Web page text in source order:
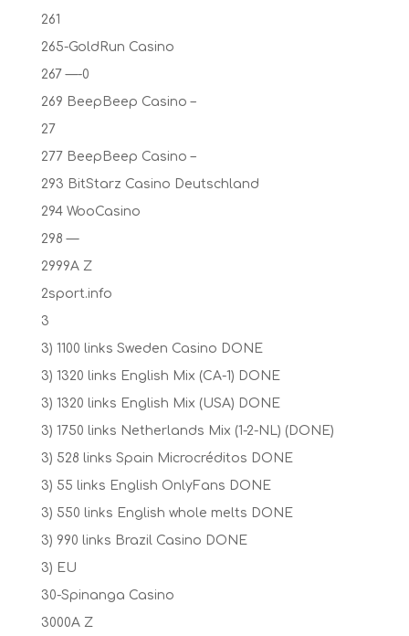
261
265-GoldRun Casino
267 —-0
269 BeepBeep Casino –
27
277 BeepBeep Casino –
293 BitStarz Casino Deutschland
294 WooCasino
298 —
2999A Z
2sport.info
3
3) 1100 links Sweden Casino DONE
3) 1320 links English Mix (CA-1) DONE
3) 1320 links English Mix (USA) DONE
3) 1750 links Netherlands Mix (1-2-NL) (DONE)
3) 528 links Spain Microcréditos DONE
3) 55 links English OnlyFans DONE
3) 550 links English whole melts DONE
3) 990 links Brazil Casino DONE
3) EU
30-Spinanga Casino
3000A Z